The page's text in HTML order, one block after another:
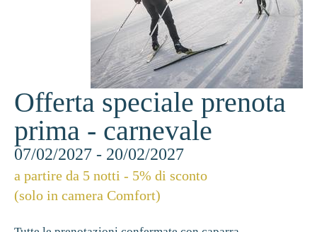
Offerta speciale prenota
prima - carnevale
07/02/2027 - 20/02/2027
a partire da 5 notti - 5% di sconto
(solo in camera Comfort)